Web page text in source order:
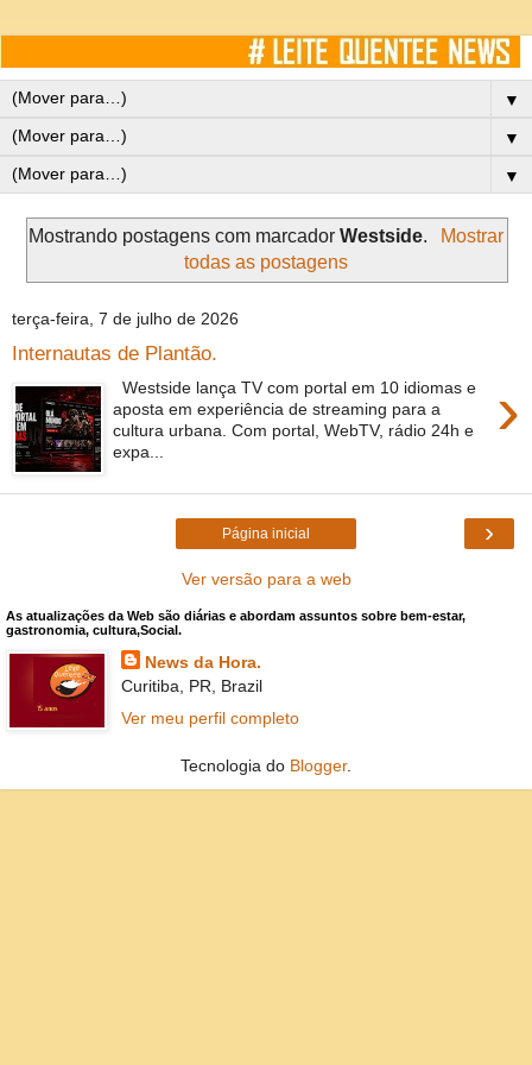
▼
▼
▼
Mostrando postagens com marcadorWestside.
Mostrar
todas as postagens
terça-feira, 7 de julho de 2026
Internautas de Plantão.
›
Westside lança TV com portal em 10 idiomas e
aposta em experiência de streaming para a
cultura urbana. Com portal, WebTV, rádio 24h e
expa...
›
Página inicial
Ver versão para a web
As atualizações da Web são diárias e abordam assuntos sobre bem-estar,
gastronomia, cultura,Social.
News da Hora.
Curitiba, PR, Brazil
Ver meu perfil completo
Tecnologia do Blogger.